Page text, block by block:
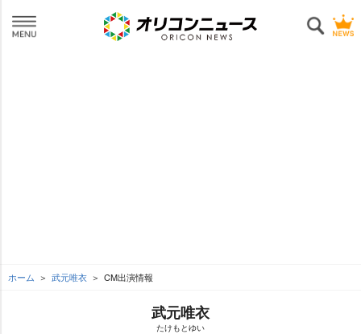
ホーム 武元唯衣 CM出演情報
武元唯衣
たけもとゆい